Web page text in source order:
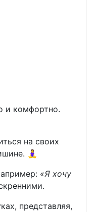
и комфортно.
на своих
🧘‍♀️
«Я хочу
представляя,